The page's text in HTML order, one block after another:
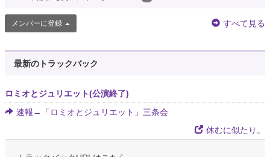
メンバーに登録 すべて見る
最新のトラックバック
ロミオとジュリエット(公演終了)
速報→「ロミオとジュリエット」三条会
休むに似たり。